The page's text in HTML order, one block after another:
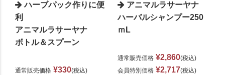
ハーブパック作りに便
利
アニマルラサーヤナ
ボトル＆スプーン
通常販売価格 ¥330 税込
アニマルラサーヤナ
ハーバルシャンプー250
ｍL
通常販売価格 ¥2,860 税込
会員特別価格 ¥2,717 税込